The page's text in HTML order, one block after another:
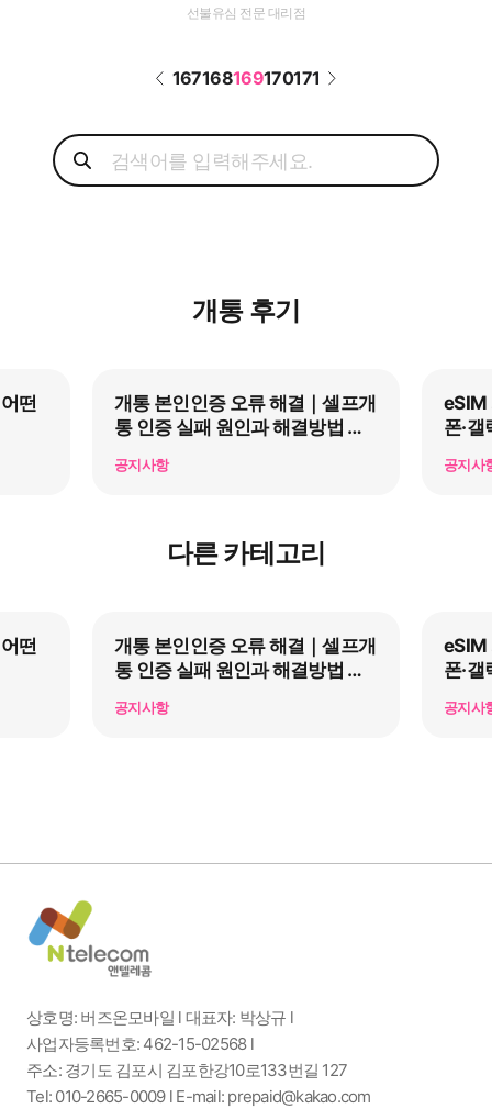
선불유심 전문 대리점
167168169170171
개통 후기
떤
개통 본인인증 오류 해결｜셀프개
통 인증 실패 원인과 해결방법 총
공지사항
eSIM
폰·
공지사
다른 카테고리
떤
개통 본인인증 오류 해결｜셀프개
통 인증 실패 원인과 해결방법 총
공지사항
eSIM
폰·
공지사
상호명: 버즈온모바일 l 대표자: 박상규 l
사업자등록번호: 462-15-02568 l
주소: 경기도 김포시 김포한강10로133번길 127
Tel: 010-2665-0009 l E-mail: prepaid@kakao.com